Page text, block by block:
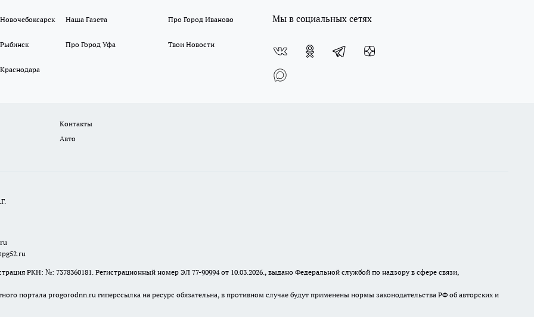
Наша Газета Про Город Иваново
Про Город Уфа Твои Новости
Мы в социальных сетях
Контакты
Авто
РКН: №: 7378360181. Регистрационный номер ЭЛ 77-90994 от 10.03.2026., выдано Федеральной службой по надзору в сфере связи,
портала progorodnn.ru гиперссылка на ресурс обязательна, в противном случае будут применены нормы законодательства РФ об авторских и